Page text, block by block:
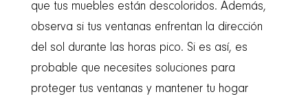
que tus muebles están descoloridos. Además,
observa si tus ventanas enfrentan la dirección
del sol durante las horas pico. Si es así, es
probable que necesites soluciones para
proteger tus ventanas y mantener tu hogar